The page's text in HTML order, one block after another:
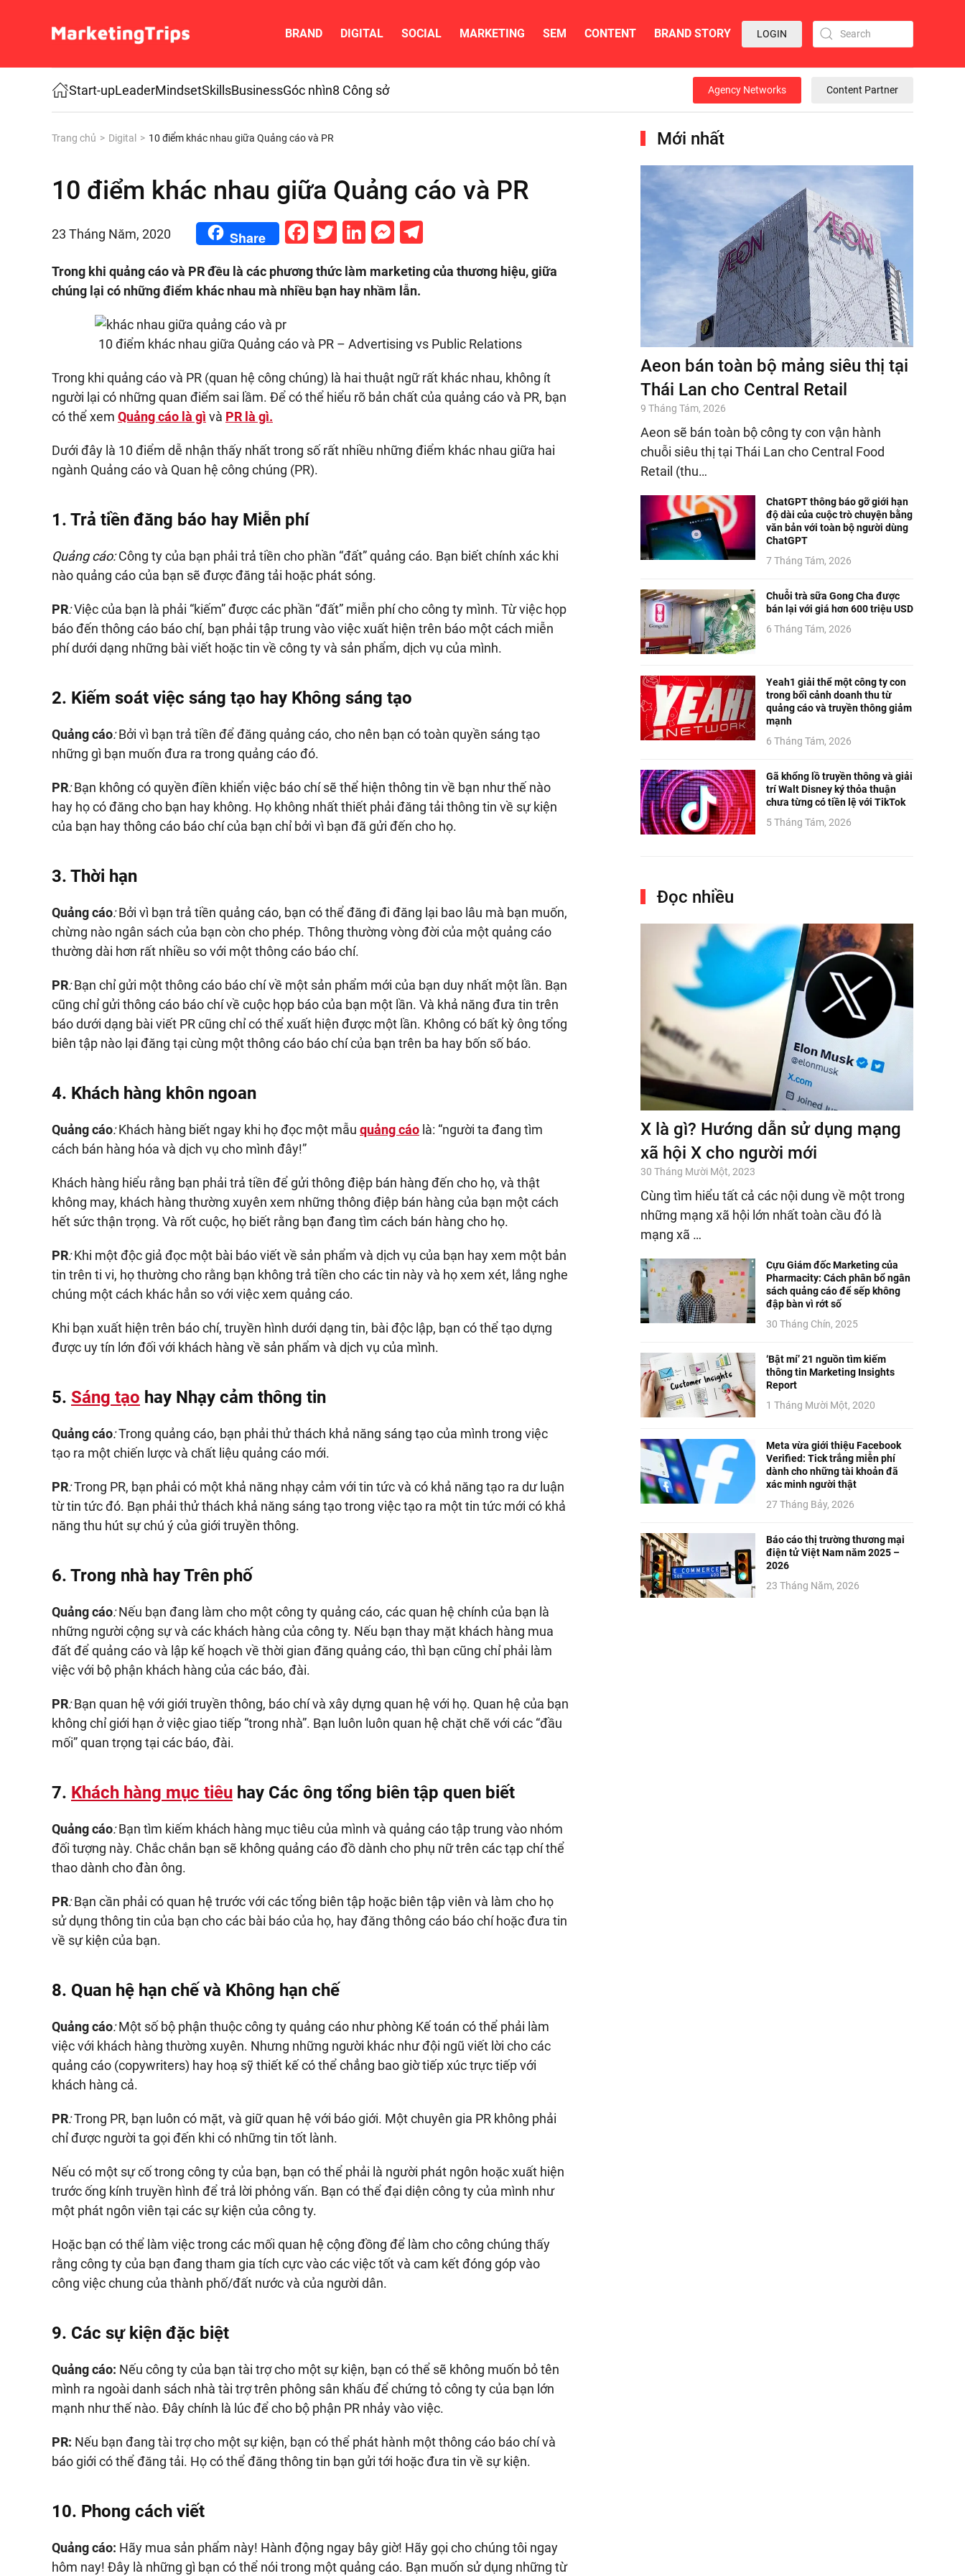
Skip to main content
BRAND DIGITAL SOCIAL MARKETING SEM CONTENT BRAND STORY LOGIN
Start-upLeaderMindsetSkillsBusinessGóc nhìn8 Công sở Agency Networks Content Partner
Trang chủ Digital 10 điểm khác nhau giữa Quảng cáo và PR
10 điểm khác nhau giữa Quảng cáo và PR
23 Tháng Năm, 2020 Share Facebook
Twitter
LinkedIn
Messenger
Telegram
Trong khi quảng cáo và PR đều là các phương thức làm marketing của thương hiệu, giữa
chúng lại có những điểm khác nhau mà nhiều bạn hay nhầm lẫn.
10 điểm khác nhau giữa Quảng cáo và PR – Advertising vs Public Relations
Trong khi quảng cáo và PR (quan hệ công chúng) là hai thuật ngữ rất khác nhau, không ít
người lại có những quan điểm sai lầm. Để có thể hiểu rõ bản chất của quảng cáo và PR, bạn
có thể xem Quảng cáo là gì và PR là gì.
Dưới đây là 10 điểm dễ nhận thấy nhất trong số rất nhiều những điểm khác nhau giữa hai
ngành Quảng cáo và Quan hệ công chúng (PR).
1. Trả tiền đăng báo hay Miễn phí
Quảng cáo:Công ty của bạn phải trả tiền cho phần “đất” quảng cáo. Bạn biết chính xác khi
nào quảng cáo của bạn sẽ được đăng tải hoặc phát sóng.
PR:Việc của bạn là phải “kiếm” được các phần “đất” miễn phí cho công ty mình. Từ việc họp
báo đến thông cáo báo chí, bạn phải tập trung vào việc xuất hiện trên báo một cách miễn
phí dưới dạng những bài viết hoặc tin về công ty và sản phẩm, dịch vụ của mình.
2. Kiếm soát việc sáng tạo hay Không sáng tạo
Quảng cáo:Bởi vì bạn trả tiền để đăng quảng cáo, cho nên bạn có toàn quyền sáng tạo
những gì bạn muốn đưa ra trong quảng cáo đó.
PR:Bạn không có quyền điền khiển việc báo chí sẽ thể hiện thông tin về bạn như thế nào
hay họ có đăng cho bạn hay không. Họ không nhất thiết phải đăng tải thông tin về sự kiện
của bạn hay thông cáo báo chí của bạn chỉ bởi vì bạn đã gửi đến cho họ.
3. Thời hạn
Quảng cáo:Bởi vì bạn trả tiền quảng cáo, bạn có thể đăng đi đăng lại bao lâu mà bạn muốn,
chừng nào ngân sách của bạn còn cho phép. Thông thường vòng đời của một quảng cáo
thường dài hơn rất nhiều so với một thông cáo báo chí.
PR:Bạn chỉ gửi một thông cáo báo chí về một sản phẩm mới của bạn duy nhất một lần. Bạn
cũng chỉ gửi thông cáo báo chí về cuộc họp báo của bạn một lần. Và khả năng đưa tin trên
báo dưới dạng bài viết PR cũng chỉ có thể xuất hiện được một lần. Không có bất kỳ ông tổng
biên tập nào lại đăng tại cùng một thông cáo báo chí của bạn trên ba hay bốn số báo.
4. Khách hàng khôn ngoan
Quảng cáo:Khách hàng biết ngay khi họ đọc một mẫu quảng cáo là: “người ta đang tìm
cách bán hàng hóa và dịch vụ cho mình đây!”
Khách hàng hiểu rằng bạn phải trả tiền để gửi thông điệp bán hàng đến cho họ, và thật
không may, khách hàng thường xuyên xem những thông điệp bán hàng của bạn một cách
hết sức thận trọng. Và rốt cuộc, họ biết rằng bạn đang tìm cách bán hàng cho họ.
PR:Khi một độc giả đọc một bài báo viết về sản phẩm và dịch vụ của bạn hay xem một bản
tin trên ti vi, họ thường cho rằng bạn không trả tiền cho các tin này và họ xem xét, lắng nghe
chúng một cách khác hẳn so với việc xem quảng cáo.
Khi bạn xuất hiện trên báo chí, truyền hình dưới dạng tin, bài độc lập, bạn có thể tạo dựng
được uy tín lớn đối với khách hàng về sản phẩm và dịch vụ của mình.
5. Sáng tạo hay Nhạy cảm thông tin
Quảng cáo:Trong quảng cáo, bạn phải thử thách khả năng sáng tạo của mình trong việc
tạo ra một chiến lược và chất liệu quảng cáo mới.
PR:Trong PR, bạn phải có một khả năng nhạy cảm với tin tức và có khả năng tạo ra dư luận
từ tin tức đó. Bạn phải thử thách khả năng sáng tạo trong việc tạo ra một tin tức mới có khả
năng thu hút sự chú ý của giới truyền thông.
6. Trong nhà hay Trên phố
Quảng cáo:Nếu bạn đang làm cho một công ty quảng cáo, các quan hệ chính của bạn là
những người cộng sự và các khách hàng của công ty. Nếu bạn thay mặt khách hàng mua
đất để quảng cáo và lập kế hoạch về thời gian đăng quảng cáo, thì bạn cũng chỉ phải làm
việc với bộ phận khách hàng của các báo, đài.
PR:Bạn quan hệ với giới truyền thông, báo chí và xây dựng quan hệ với họ. Quan hệ của bạn
không chỉ giới hạn ở việc giao tiếp “trong nhà”. Bạn luôn luôn quan hệ chặt chẽ với các “đầu
mối” quan trọng tại các báo, đài.
7. Khách hàng mục tiêu hay Các ông tổng biên tập quen biết
Quảng cáo:Bạn tìm kiếm khách hàng mục tiêu của mình và quảng cáo tập trung vào nhóm
đối tượng này. Chắc chắn bạn sẽ không quảng cáo đồ dành cho phụ nữ trên các tạp chí thể
thao dành cho đàn ông.
PR:Bạn cần phải có quan hệ trước với các tổng biên tập hoặc biên tập viên và làm cho họ
sử dụng thông tin của bạn cho các bài báo của họ, hay đăng thông cáo báo chí hoặc đưa tin
về sự kiện của bạn.
8. Quan hệ hạn chế và Không hạn chế
Quảng cáo:Một số bộ phận thuộc công ty quảng cáo như phòng Kế toán có thể phải làm
việc với khách hàng thường xuyên. Nhưng những người khác như đội ngũ viết lời cho các
quảng cáo (copywriters) hay hoạ sỹ thiết kế có thể chẳng bao giờ tiếp xúc trực tiếp với
khách hàng cả.
PR:Trong PR, bạn luôn có mặt, và giữ quan hệ với báo giới. Một chuyên gia PR không phải
chỉ được người ta gọi đến khi có những tin tốt lành.
Nếu có một sự cố trong công ty của bạn, bạn có thể phải là người phát ngôn hoặc xuất hiện
trước ống kính truyền hình để trả lời phỏng vấn. Bạn có thể đại diện công ty của mình như
một phát ngôn viên tại các sự kiện của công ty.
Hoặc bạn có thể làm việc trong các mối quan hệ cộng đồng để làm cho công chúng thấy
rằng công ty của bạn đang tham gia tích cực vào các việc tốt và cam kết đóng góp vào
công việc chung của thành phố/đất nước và của người dân.
9. Các sự kiện đặc biệt
Quảng cáo: Nếu công ty của bạn tài trợ cho một sự kiện, bạn có thể sẽ không muốn bỏ tên
mình ra ngoài danh sách nhà tài trợ trên phông sân khấu để chứng tỏ công ty của bạn lớn
mạnh như thế nào. Đây chính là lúc để cho bộ phận PR nhảy vào việc.
PR: Nếu bạn đang tài trợ cho một sự kiện, bạn có thể phát hành một thông cáo báo chí và
báo giới có thể đăng tải. Họ có thể đăng thông tin bạn gửi tới hoặc đưa tin về sự kiện.
10. Phong cách viết
Quảng cáo: Hãy mua sản phẩm này! Hành động ngay bây giờ! Hãy gọi cho chúng tôi ngay
hôm nay! Đây là những gì bạn có thể nói trong một quảng cáo. Bạn muốn sử dụng những từ
Mới nhất
Aeon bán toàn bộ mảng siêu thị tại
Thái Lan cho Central Retail
9 Tháng Tám, 2026
Aeon sẽ bán toàn bộ công ty con vận hành
chuỗi siêu thị tại Thái Lan cho Central Food
Retail (thu…
ChatGPT thông báo gỡ giới hạn
độ dài của cuộc trò chuyện bằng
văn bản với toàn bộ người dùng
ChatGPT
7 Tháng Tám, 2026
Chuỗi trà sữa Gong Cha được
bán lại với giá hơn 600 triệu USD
6 Tháng Tám, 2026
Yeah1 giải thể một công ty con
trong bối cảnh doanh thu từ
quảng cáo và truyền thông giảm
mạnh
6 Tháng Tám, 2026
Gã khổng lồ truyền thông và giải
trí Walt Disney ký thỏa thuận
chưa từng có tiền lệ với TikTok
5 Tháng Tám, 2026
Đọc nhiều
X là gì? Hướng dẫn sử dụng mạng
xã hội X cho người mới
30 Tháng Mười Một, 2023
Cùng tìm hiểu tất cả các nội dung về một trong
những mạng xã hội lớn nhất toàn cầu đó là
mạng xã …
Cựu Giám đốc Marketing của
Pharmacity: Cách phân bổ ngân
sách quảng cáo để sếp không
đập bàn vì rớt số
30 Tháng Chín, 2025
‘Bật mí’ 21 nguồn tìm kiếm
thông tin Marketing Insights
Report
1 Tháng Mười Một, 2020
Meta vừa giới thiệu Facebook
Verified: Tick trắng miễn phí
dành cho những tài khoản đã
xác minh người thật
27 Tháng Bảy, 2026
Báo cáo thị trường thương mại
điện tử Việt Nam năm 2025 –
2026
23 Tháng Năm, 2026